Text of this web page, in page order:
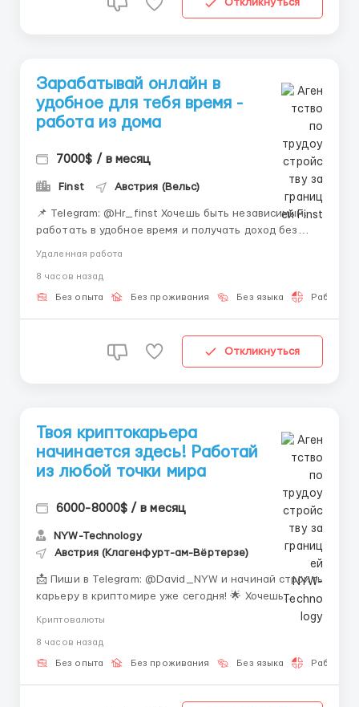
Откликнуться
Зарабатывай онлайн в
удобное для тебя время -
работа из дома
7000$ / в месяц
Finst Австрия (Вельс)
📌 Telegram: @Hr_finst Хочешь быть независимым,
работать в удобное время и получать доход без
офисных рамок? 🏡 Онлайн-сфера — это
одновременно. Здесь нет строгих правил, пробок и
постоянного стресса. Работа подходит тем, кто
Удаленная работа
8 часов назад
Без опыта Без проживания Без языка Работа
Откликнуться
Твоя криптокарьера
начинается здесь! Работай
из любой точки мира
6000-8000$ / в месяц
NYW-Technology
Австрия (Клагенфурт-ам-Вёртерзе)
📩 Пиши в Telegram: @David_NYW и начинай строить
карьеру в криптомире уже сегодня! 🌟 Хочешь
приглашает новичков, готовых учиться, развиваться
и достигать результатов без стрессов и «офисной
Криптовалюты
8 часов назад
Без опыта Без проживания Без языка Работа